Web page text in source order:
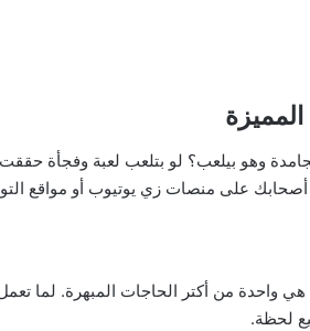
وهو بيلعب؟ لو بتلعب لعبة وفجأة
على منصات زي يوتيوب أو مواقع
هي واحدة من أكتر الحاجات المبهرة. لما
لحظة.